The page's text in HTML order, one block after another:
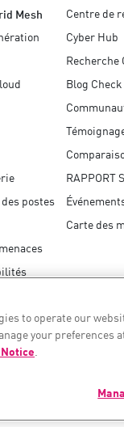
Mesh
postes
Centre de
Cyber Hub
Recherche
Blog
RAPPORT
Carte des
Ltd. Tous droits réservés.
to operate our
your preferences
.